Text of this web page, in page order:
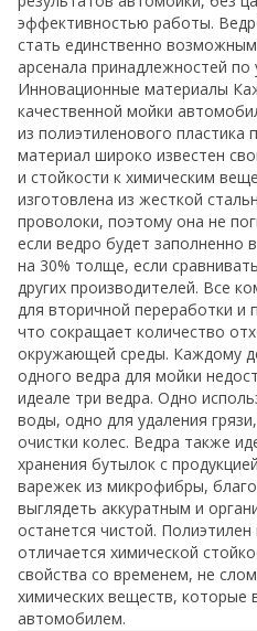
эффективностью работы.
стать единственно
арсенала принадлежностей
Инновационные материалы
качественной мойки
из полиэтиленового
материал широко известен
и стойкости к химическим
изготовлена из жесткой
проволоки, поэтому она не
если ведро будет заполненно
на 30% толще, если
других производителей. Все
для вторичной переработки и
что сокращает количество
окружающей среды. Каждому
одного ведра для мойки
идеале три ведра. Одно
воды, одно для удаления
очистки колес. Ведра также
хранения бутылок с
варежек из микрофибры,
выглядеть аккуратным и
останется чистой.
отличается химической
свойства со временем, не
химических веществ, которые
автомобилем.